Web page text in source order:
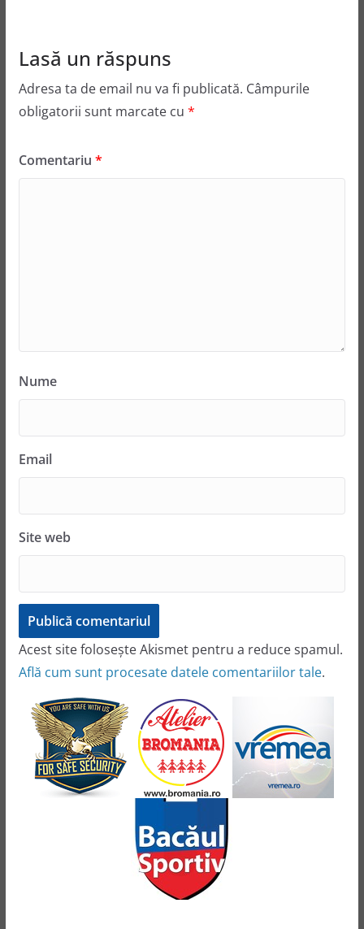
Lasă un răspuns
Adresa ta de email nu va fi publicată. Câmpurile
obligatorii sunt marcate cu *
Comentariu *
Nume
Email
Site web
Acest site folosește Akismet pentru a reduce spamul.
Află cum sunt procesate datele comentariilor tale.